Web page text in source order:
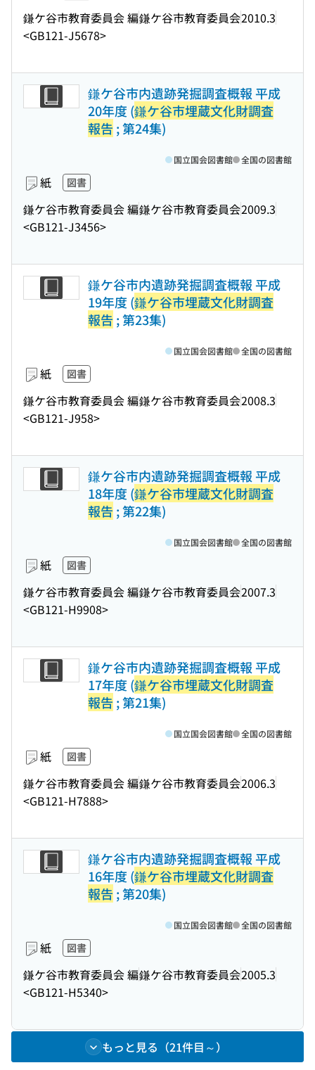
鎌ケ谷市教育委員会 編鎌ケ谷市教育委員会2010.3
<GB121-J5678>
鎌ケ谷市内遺跡発掘調査概報 平成
20年度 (鎌ケ谷市埋蔵文化財調査
報告 ; 第24集)
紙 図書
鎌ケ谷市教育委員会 編鎌ケ谷市教育委員会2009.3
<GB121-J3456>
国立国会図書館 全国の図書館
鎌ケ谷市内遺跡発掘調査概報 平成
19年度 (鎌ケ谷市埋蔵文化財調査
報告 ; 第23集)
紙 図書
鎌ケ谷市教育委員会 編鎌ケ谷市教育委員会2008.3
<GB121-J958>
国立国会図書館 全国の図書館
鎌ケ谷市内遺跡発掘調査概報 平成
18年度 (鎌ケ谷市埋蔵文化財調査
報告 ; 第22集)
紙 図書
鎌ケ谷市教育委員会 編鎌ケ谷市教育委員会2007.3
<GB121-H9908>
国立国会図書館 全国の図書館
鎌ケ谷市内遺跡発掘調査概報 平成
17年度 (鎌ケ谷市埋蔵文化財調査
報告 ; 第21集)
紙 図書
鎌ケ谷市教育委員会 編鎌ケ谷市教育委員会2006.3
<GB121-H7888>
国立国会図書館 全国の図書館
鎌ケ谷市内遺跡発掘調査概報 平成
16年度 (鎌ケ谷市埋蔵文化財調査
報告 ; 第20集)
紙 図書
鎌ケ谷市教育委員会 編鎌ケ谷市教育委員会2005.3
<GB121-H5340>
国立国会図書館 全国の図書館
もっと見る（21件目～）